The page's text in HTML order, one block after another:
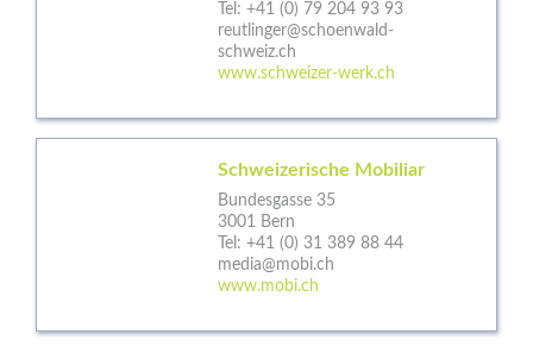
Tel: +41 (0) 79 204 93 93
reutlinger@schoenwald-
schweiz.ch
www.schweizer-werk.ch
Schweizerische Mobiliar
Bundesgasse 35
3001 Bern
Tel: +41 (0) 31 389 88 44
media@mobi.ch
www.mobi.ch